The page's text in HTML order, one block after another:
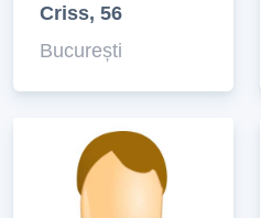
Criss, 56
București